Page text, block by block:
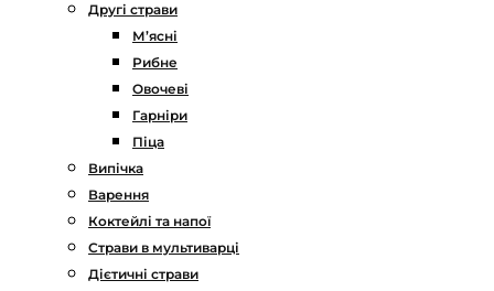
Другі страви
М’ясні
Рибне
Овочеві
Гарніри
Піца
Випічка
Варення
Коктейлі та напої
Страви в мультиварці
Дієтичні страви